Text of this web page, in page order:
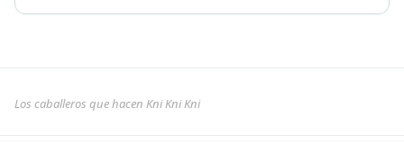
Los caballeros que hacen Kni Kni Kni